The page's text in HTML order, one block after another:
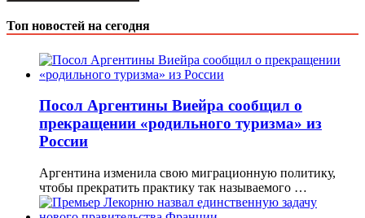
Топ новостей на сегодня
Посол Аргентины Виейра сообщил о
прекращении «родильного туризма» из
России
Аргентина изменила свою миграционную политику,
чтобы прекратить практику так называемого …